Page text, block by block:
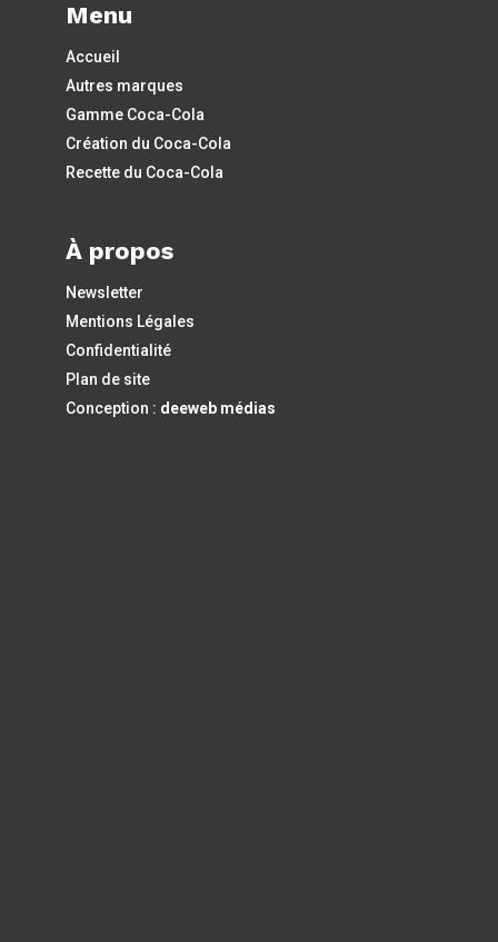
Menu
Accueil
Autres marques
Gamme Coca-Cola
Création du Coca-Cola
Recette du Coca-Cola
À propos
Newsletter
Mentions Légales
Confidentialité
Plan de site
Conception : deeweb médias